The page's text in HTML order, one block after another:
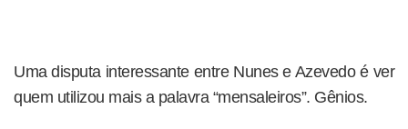
Uma disputa interessante entre Nunes e Azevedo é ver
quem utilizou mais a palavra “mensaleiros”. Gênios.